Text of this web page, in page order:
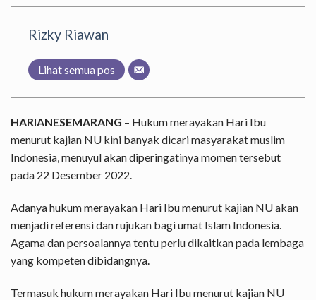
Rizky Riawan
Lihat semua pos
HARIANESEMARANG – Hukum merayakan Hari Ibu
menurut kajian NU kini banyak dicari masyarakat muslim
Indonesia, menuyul akan diperingatinya momen tersebut
pada 22 Desember 2022.
Adanya hukum merayakan Hari Ibu menurut kajian NU akan
menjadi referensi dan rujukan bagi umat Islam Indonesia.
Agama dan persoalannya tentu perlu dikaitkan pada lembaga
yang kompeten dibidangnya.
Termasuk hukum merayakan Hari Ibu menurut kajian NU